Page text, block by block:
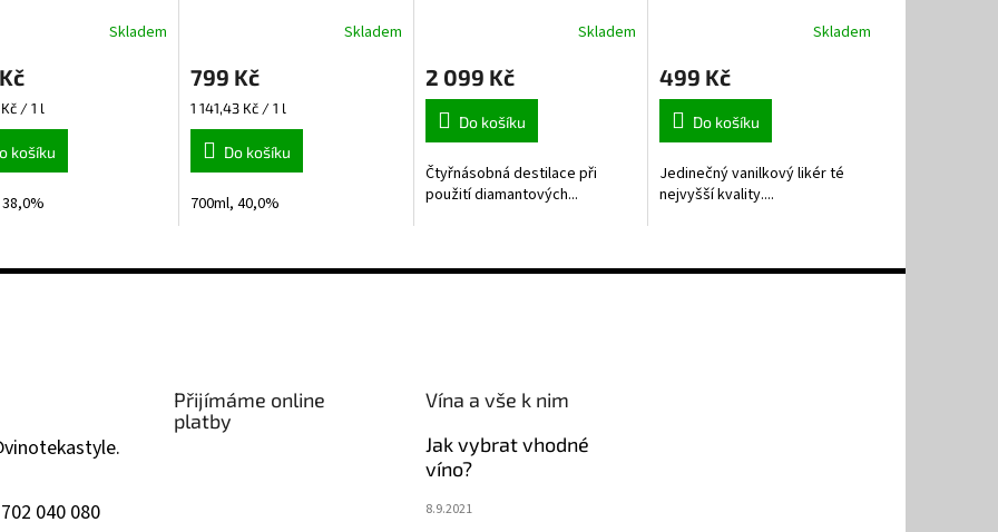
Skladem
/ 1 l
košíku
Skladem
799 Kč
Měrná
cena:
1 141,43 Kč / 1 l
Do košíku
700ml, 40,0%
Skladem
2 099 Kč
Do košíku
Čtyřnásobná destilace při
použití diamantových...
Skladem
499 Kč
Do košíku
Jedinečný vanilkový likér té
nejvyšší kvality....
vinotekastyle.
040 080
Přijímáme online
platby
Vína a vše k nim
Jak vybrat vhodné
víno?
8.9.2021